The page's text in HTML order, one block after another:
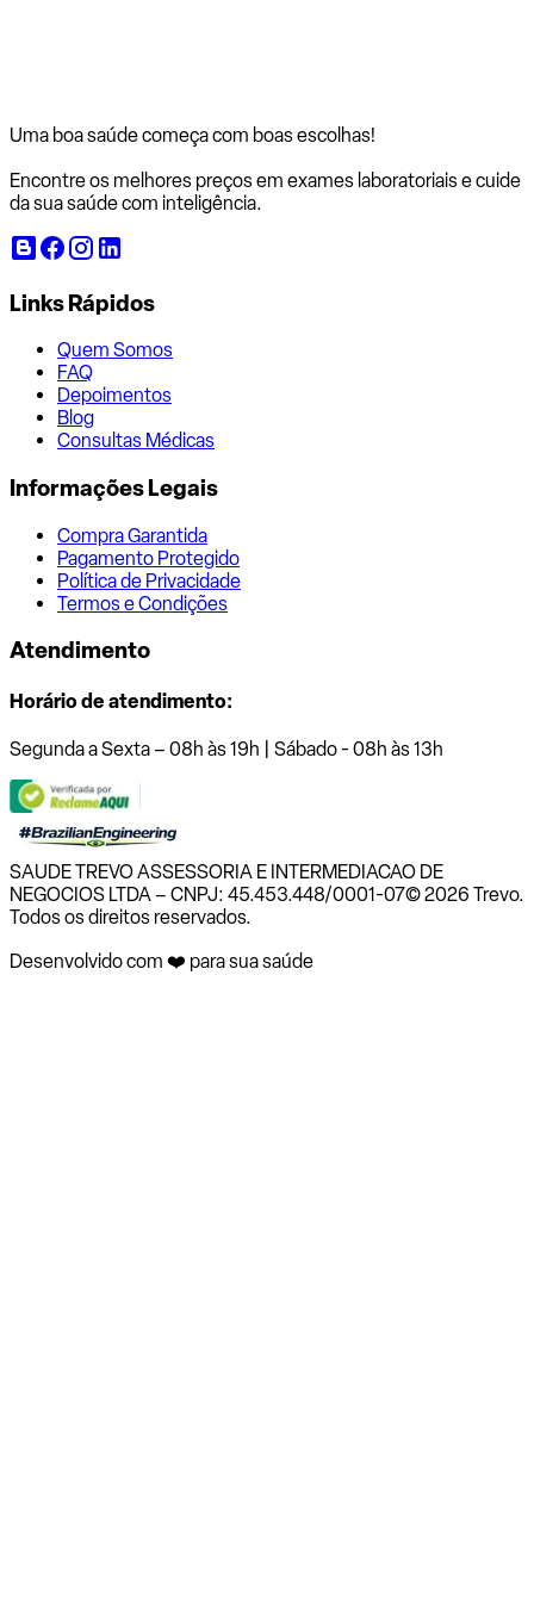
Uma boa saúde começa com boas escolhas!
Encontre os melhores preços em exames laboratoriais e cuide
da sua saúde com inteligência.
Links Rápidos
Quem Somos
FAQ
Depoimentos
Blog
Consultas Médicas
Informações Legais
Compra Garantida
Pagamento Protegido
Política de Privacidade
Termos e Condições
Atendimento
Horário de atendimento:
Segunda a Sexta – 08h às 19h | Sábado - 08h às 13h
SAUDE TREVO ASSESSORIA E INTERMEDIACAO DE
NEGOCIOS LTDA – CNPJ: 45.453.448/0001-07© 2026 Trevo.
Todos os direitos reservados.
Desenvolvido com ❤️ para sua saúde